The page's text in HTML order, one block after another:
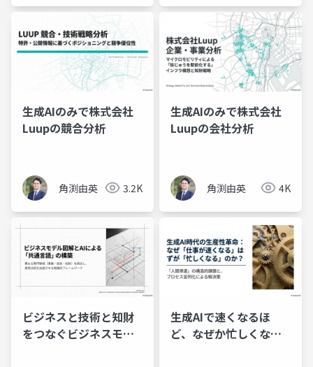
生成AIのみで株式会社
Luupの競合分析
角渕由英 3.2K
生成AIのみで株式会社
Luupの会社分析
角渕由英 4K
ビジネスと技術と知財
をつなぐビジネスモデ
生成AIで速くなるほ
ど、なぜか忙しくなる